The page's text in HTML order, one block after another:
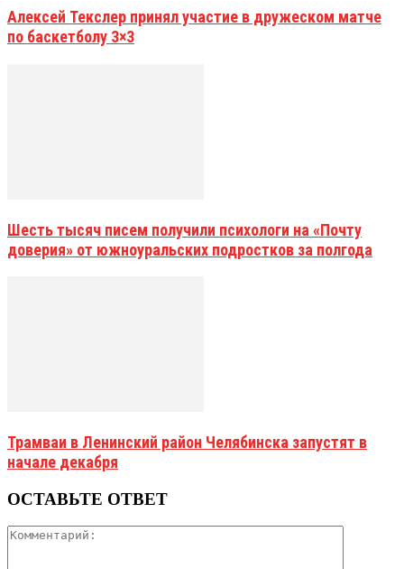
Алексей Текслер принял участие в дружеском матче
по баскетболу 3×3
Шесть тысяч писем получили психологи на «Почту
доверия» от южноуральских подростков за полгода
Трамваи в Ленинский район Челябинска запустят в
начале декабря
ОСТАВЬТЕ ОТВЕТ